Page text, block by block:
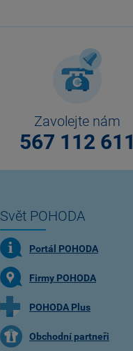
Zavolejte nám
567 112 611
Svět POHODA
Portál POHODA
Firmy POHODA
POHODA Plus
Obchodní partneři